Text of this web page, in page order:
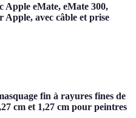
Apple eMate, eMate 300,
avec câble et prise
fin à rayures fines de
cm et 1,27 cm pour peintres